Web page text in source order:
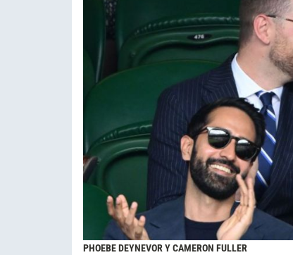
PHOEBE DEYNEVOR Y CAMERON FULLER